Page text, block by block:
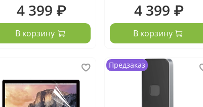
4 399 ₽
В корзину
4 399 ₽
В корзину
Предзаказ